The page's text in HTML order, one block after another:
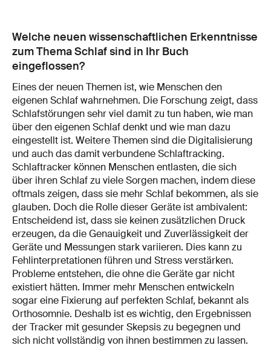
Welche neuen wissenschaftlichen Erkenntnisse
zum Thema Schlaf sind in Ihr Buch
eingeflossen?
Eines der neuen Themen ist, wie Menschen den
eigenen Schlaf wahrnehmen. Die Forschung zeigt, dass
Schlafstörungen sehr viel damit zu tun haben, wie man
über den eigenen Schlaf denkt und wie man dazu
eingestellt ist. Weitere Themen sind die Digitalisierung
und auch das damit verbundene Schlaftracking.
Schlaftracker können Menschen entlasten, die sich
über ihren Schlaf zu viele Sorgen machen, indem diese
oftmals zeigen, dass sie mehr Schlaf bekommen, als sie
glauben. Doch die Rolle dieser Geräte ist ambivalent:
Entscheidend ist, dass sie keinen zusätzlichen Druck
erzeugen, da die Genauigkeit und Zuverlässigkeit der
Geräte und Messungen stark variieren. Dies kann zu
Fehlinterpretationen führen und Stress verstärken.
Probleme entstehen, die ohne die Geräte gar nicht
existiert hätten. Immer mehr Menschen entwickeln
sogar eine Fixierung auf perfekten Schlaf, bekannt als
Orthosomnie. Deshalb ist es wichtig, den Ergebnissen
der Tracker mit gesunder Skepsis zu begegnen und
sich nicht vollständig von ihnen bestimmen zu lassen.